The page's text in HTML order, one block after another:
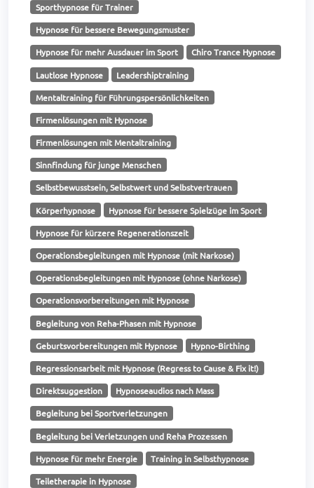
Sporthypnose für Trainer
Hypnose für bessere Bewegungsmuster
Hypnose für mehr Ausdauer im Sport Chiro Trance Hypnose
Lautlose Hypnose Leadershiptraining
Mentaltraining für Führungspersönlichkeiten
Firmenlösungen mit Hypnose
Firmenlösungen mit Mentaltraining
Sinnfindung für junge Menschen
Selbstbewusstsein, Selbstwert und Selbstvertrauen
Körperhypnose Hypnose für bessere Spielzüge im Sport
Hypnose für kürzere Regenerationszeit
Operationsbegleitungen mit Hypnose (mit Narkose)
Operationsbegleitungen mit Hypnose (ohne Narkose)
Operationsvorbereitungen mit Hypnose
Begleitung von Reha-Phasen mit Hypnose
Geburtsvorbereitungen mit Hypnose Hypno-Birthing
Regressionsarbeit mit Hypnose (Regress to Cause & Fix it!)
Direktsuggestion Hypnoseaudios nach Mass
Begleitung bei Sportverletzungen
Begleitung bei Verletzungen und Reha Prozessen
Hypnose für mehr Energie Training in Selbsthypnose
Teiletherapie in Hypnose